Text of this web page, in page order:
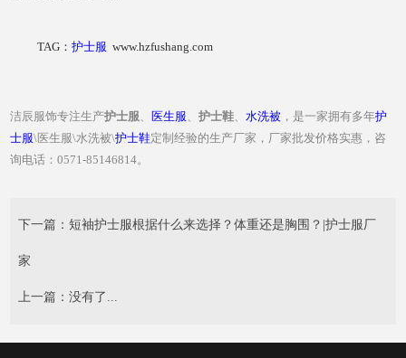
TAG：护士服 www.hzfushang.com
洁辰服饰专注生产护士服、 医生服、护士鞋、水洗被 ，是一家拥有多年护
士服\医生服\水洗被\护士鞋定制经验的生产厂家，厂家批发价格实惠，咨
询电话：0571-85146814。
下一篇： 短袖护士服根据什么来选择？体重还是胸围？|护士服厂
家
上一篇：没有了...